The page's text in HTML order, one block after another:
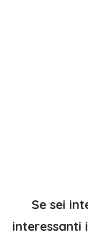
Se sei
interessanti